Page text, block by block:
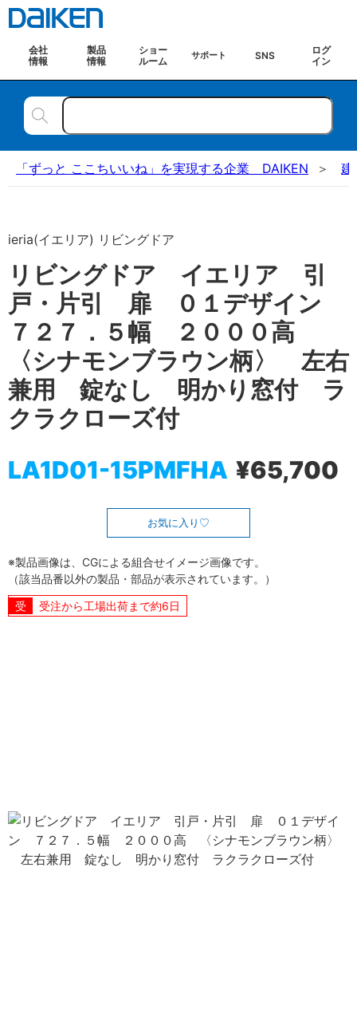
会社
情報
製品
情報
ショー
ルーム
サポート SNS
ログ
イン
「ずっと ここちいいね」を実現する企業 DAIKEN 建
ieria(イエリア) リビングドア
リビングドア イエリア 引
戸・片引 扉 ０１デザイン
７２７．５幅 ２０００高
〈シナモンブラウン柄〉 左右
兼用 錠なし 明かり窓付 ラ
クラクローズ付
LA1D01-15PMFHA ¥65,700
お気に入り
※製品画像は、CGによる組合せイメージ画像です。
（該当品番以外の製品・部品が表示されています。）
受注から工場出荷まで約6日